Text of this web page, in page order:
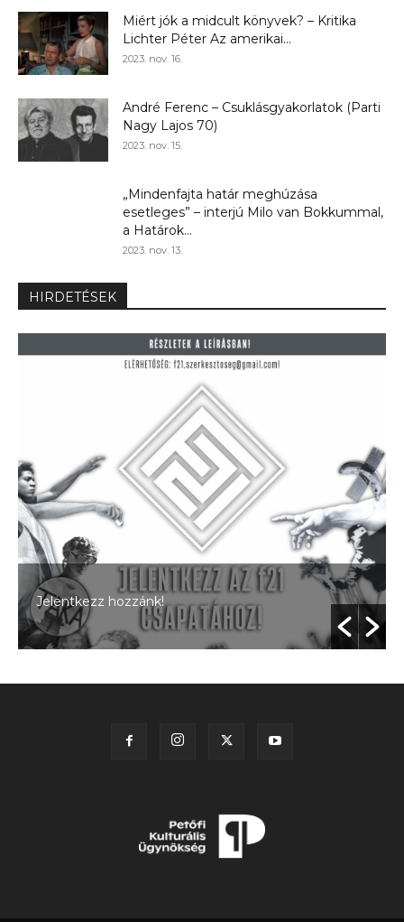
Miért jók a midcult könyvek? – Kritika
Lichter Péter Az amerikai...
2023. nov. 16.
André Ferenc – Csuklásgyakorlatok (Parti
Nagy Lajos 70)
2023. nov. 15.
„Mindenfajta határ meghúzása
esetleges” – interjú Milo van Bokkummal,
a Határok...
2023. nov. 13.
HIRDETÉSEK
Jelentkezz hozzánk!